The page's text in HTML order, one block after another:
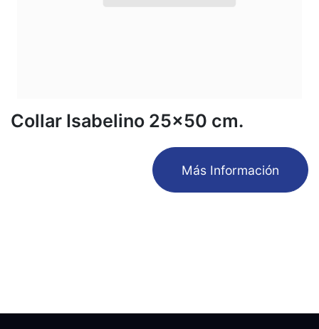
Collar Isabelino 25x50 cm.
​Más Información